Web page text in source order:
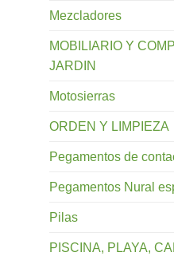
Mezcladores
MOBILIARIO Y
JARDIN
Motosierras
ORDEN Y LIMPIEZA
Pegamentos de
Pegamentos Nural
Pilas
PISCINA, PLAYA,